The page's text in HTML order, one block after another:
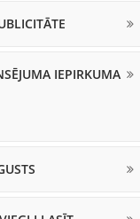
IEPIRKUMA